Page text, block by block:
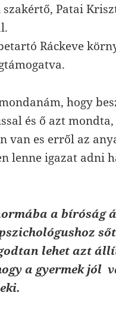
Patai
Ráckeve
hogy
és ő azt
van es erről az
lenne igazat adni
a bíróság
lehet azt
a gyermek jól